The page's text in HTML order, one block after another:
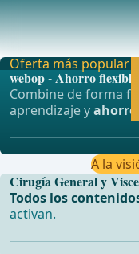
Registro Internacional
LEAPER)Estudio
Oferta más popular
webop - Ahorro flexible
Combine de forma
aprendizaje yahorre
A la
Cirugía General y
Todos los
activan.